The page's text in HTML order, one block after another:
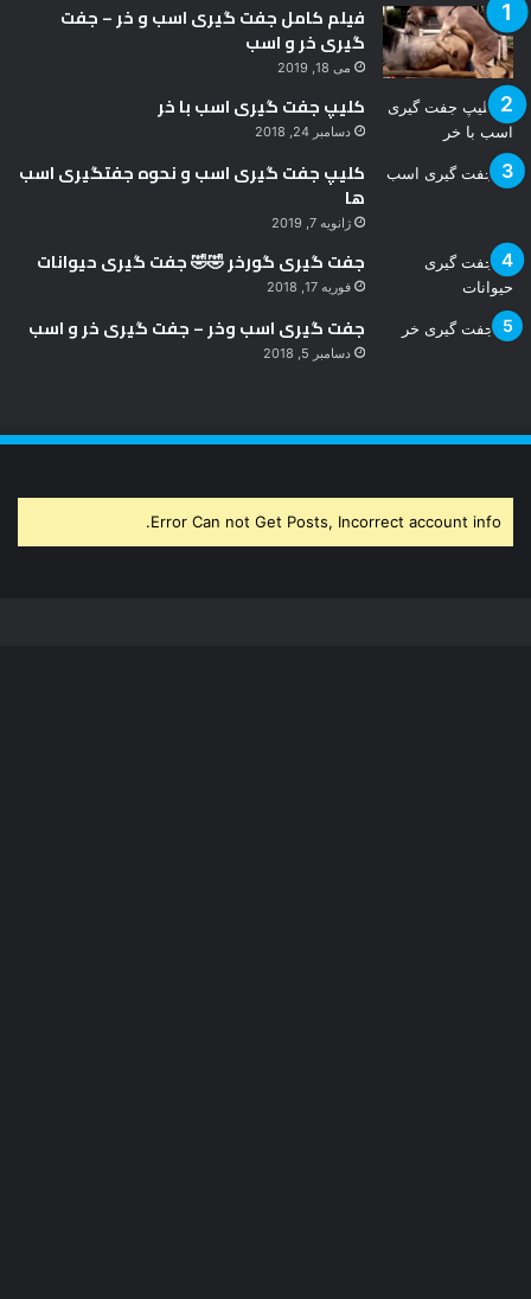
فیلم کامل جفت گیری اسب و خر – جفت
گیری خر و اسب
می 18, 2019
کلیپ جفت گیری اسب با خر
دسامبر 24, 2018
کلیپ جفت گیری اسب و نحوه جفتگیری اسب
ها
ژانویه 7, 2019
جفت گیری گورخر 🤣🤣 جفت گیری حیوانات
فوریه 17, 2018
جفت گیری اسب وخر – جفت گیری خر و اسب
دسامبر 5, 2018
Error Can not Get Posts, Incorrect account info.